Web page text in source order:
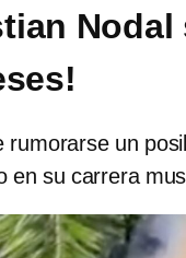
Nodal
rumorarse un
en su carrera